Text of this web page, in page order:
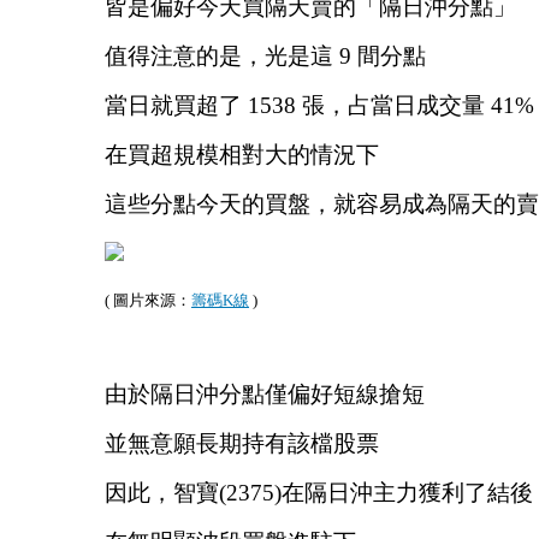
皆是偏好今天買隔天賣的「隔日沖分點」
值得注意的是，光是這 9 間分點
當日就買超了 1538 張，占當日成交量 41%
在買超規模相對大的情況下
這些分點今天的買盤，就容易成為隔天的
( 圖片來源： 籌碼K線 )
由於隔日沖分點僅偏好短線搶短
並無意願長期持有該檔股票
因此，智寶(2375)在隔日沖主力獲利了結後